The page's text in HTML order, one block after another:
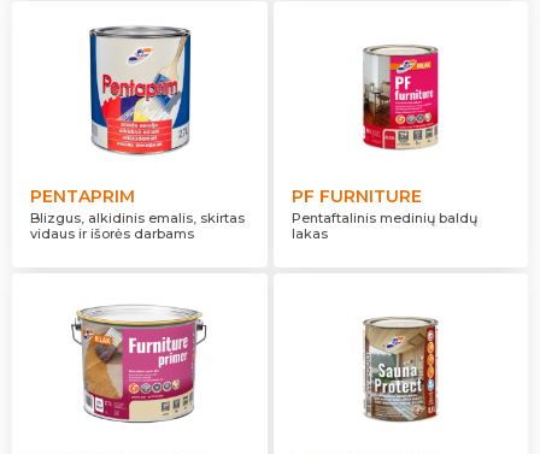
PENTAPRIM
Blizgus, alkidinis emalis, skirtas
vidaus ir išorės darbams
PF FURNITURE
Pentaftalinis medinių baldų
lakas